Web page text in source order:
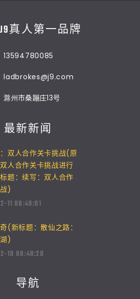
真人第一品牌
13594780085
ladbrokes@j9.com
滁州市桑蹦庄13号
最新新闻
双人合作关卡挑战(原
人合作关卡挑战进行
题：续写：双人合作
)
11 08:49:01
(新标题：散仙之路：
)
10 08:48:28
导航